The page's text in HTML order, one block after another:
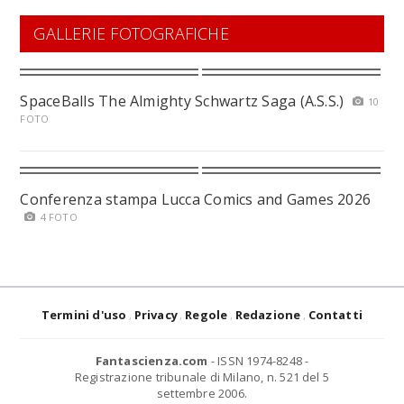
GALLERIE FOTOGRAFICHE
SpaceBalls The Almighty Schwartz Saga (A.S.S.)
10
FOTO
Conferenza stampa Lucca Comics and Games 2026
4 FOTO
Termini d'uso Privacy Regole Redazione Contatti
Fantascienza.com - ISSN 1974-8248 -
Registrazione tribunale di Milano, n. 521 del 5
settembre 2006.